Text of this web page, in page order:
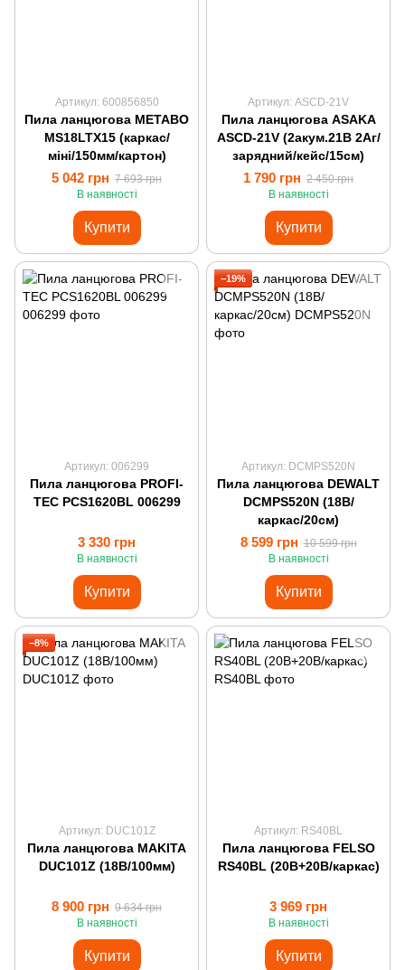
Артикул: 600856850
Пила ланцюгова METABO
MS18LTX15 (каркас/
міні/150мм/картон)
5 042 грн 7 693 грн
В наявності
Купити
Артикул: ASCD-21V
Пила ланцюгова ASAKA
ASCD-21V (2акум.21В 2Аг/
зарядний/кейс/15cм)
1 790 грн 2 450 грн
В наявності
Купити
Артикул: 006299
Пила ланцюгова PROFI-
TEC PCS1620BL 006299
3 330 грн
В наявності
Купити
−19%
Артикул: DCMPS520N
Пила ланцюгова DEWALT
DCMPS520N (18В/
каркас/20см)
8 599 грн 10 599 грн
В наявності
Купити
−8%
Артикул: DUC101Z
Пила ланцюгова MAKITA
DUC101Z (18В/100мм)
8 900 грн 9 634 грн
В наявності
Купити
Артикул: RS40BL
Пила ланцюгова FELSO
RS40BL (20В+20В/каркас)
3 969 грн
В наявності
Купити